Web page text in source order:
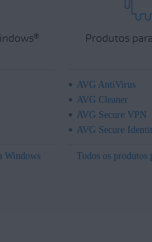
®
Windows
Produtos
AVG AntiVirus
AVG Cleaner
AVG Secure VPN
AVG Secure
Todos os produtos